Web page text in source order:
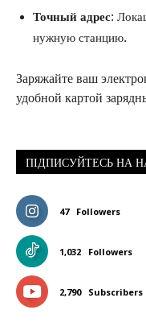
Точный адрес:
нужную станцию.
Заряжайте ваш
удобной картой
ПІДПИСУЙТЕСЬ НА
47 Followers
1,032 Followers
2,790 Subscribers